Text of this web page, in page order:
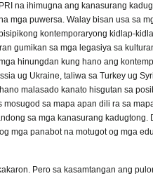
na ihimugna ang kanasurang
mga puwersa. Walay bisan usa sa
kontemporaryong kidlap-
gumikan sa mga legasiya sa
hinungdan kung hano ang
ug Ukraine, taliwa sa Turkey ug
malasado kanato hisgutan sa
sa mapa apan dili ra sa
sa mga kanasurang
mga panabot na motugot og mga
Pero sa kasamtangan ang